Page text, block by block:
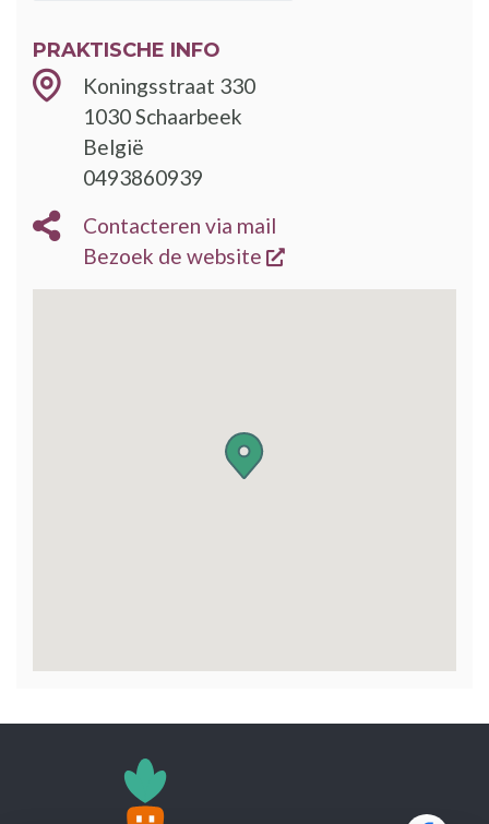
PRAKTISCHE INFO
Koningsstraat 330
1030Schaarbeek
België
0493860939
Contacteren via mail
Bezoek de website
opent een nieuw